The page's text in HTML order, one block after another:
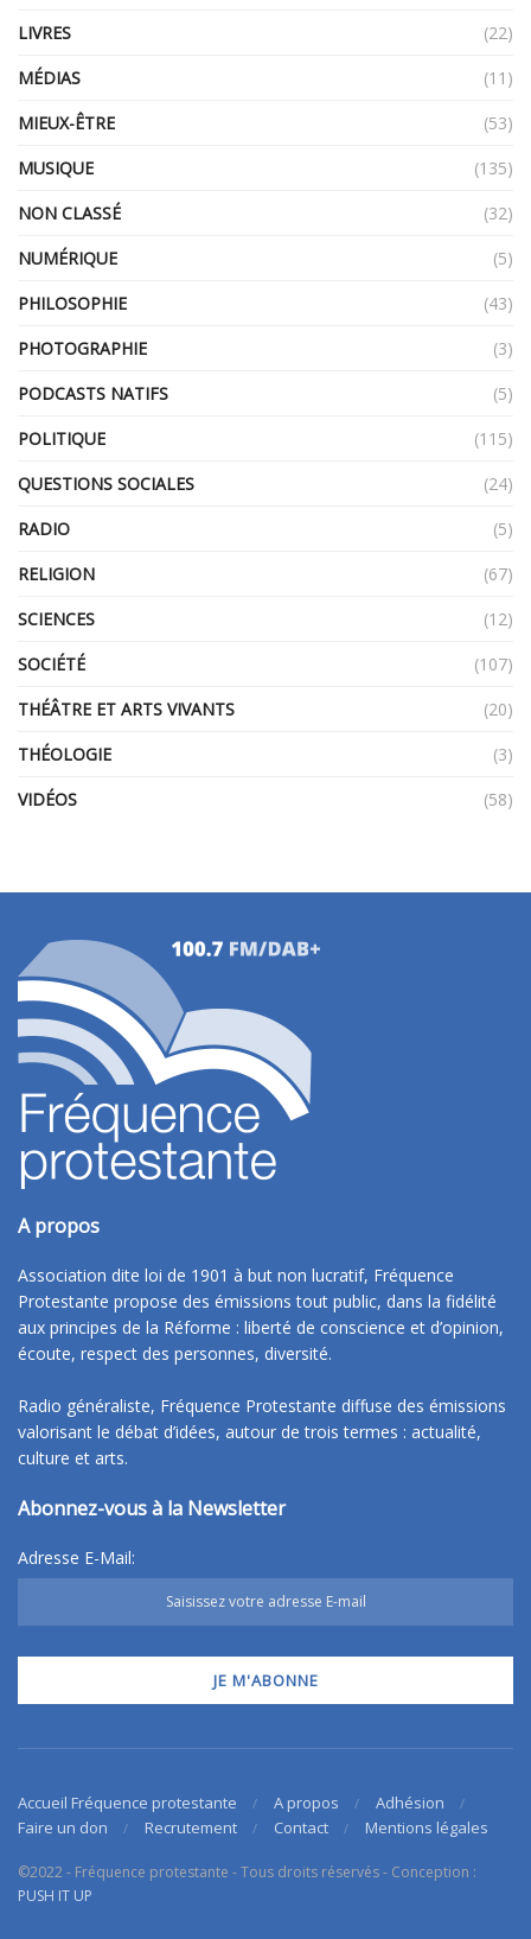
LIVRES
(22)
MÉDIAS
(11)
MIEUX-ÊTRE
(53)
MUSIQUE
(135)
NON CLASSÉ
(32)
NUMÉRIQUE
(5)
PHILOSOPHIE
(43)
PHOTOGRAPHIE
(3)
PODCASTS NATIFS
(5)
POLITIQUE
(115)
QUESTIONS SOCIALES
(24)
RADIO
(5)
RELIGION
(67)
SCIENCES
(12)
SOCIÉTÉ
(107)
THÉÂTRE ET ARTS VIVANTS
(20)
THÉOLOGIE
(3)
VIDÉOS
(58)
A propos
Association dite loi de 1901 à but non lucratif, Fréquence
Protestante propose des émissions tout public, dans la fidélité
aux principes de la Réforme : liberté de conscience et d’opinion,
écoute, respect des personnes, diversité.
Radio généraliste, Fréquence Protestante diffuse des émissions
valorisant le débat d’idées, autour de trois termes : actualité,
culture et arts.
Abonnez-vous à la Newsletter
Adresse E-Mail:
Accueil Fréquence protestante A propos
Adhésion
Faire un don
Recrutement Contact Mentions légales
©2022 - Fréquence protestante - Tous droits réservés - Conception :
PUSH IT UP